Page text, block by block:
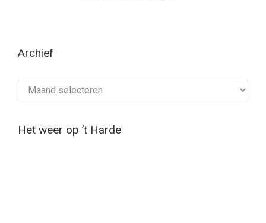
Archief
Het weer op ’t Harde